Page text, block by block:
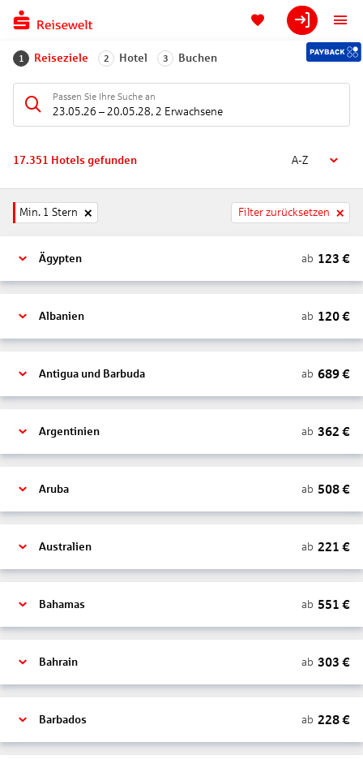
1 Reiseziele 2 Hotel 3 Buchen
Passen Sie Ihre Suche an
23.05.26 – 20.05.28, 2 Erwachsene
17.351 Hotels gefunden A-Z
Min. 1 Stern Filter zurücksetzen
Ägypten ab 123 €
Albanien ab 120€
Antigua und Barbuda ab 689€
Argentinien ab 362 €
Aruba ab 508€
Australien ab 221 €
Bahamas ab 551 €
Bahrain ab 303 €
Barbados ab 228€